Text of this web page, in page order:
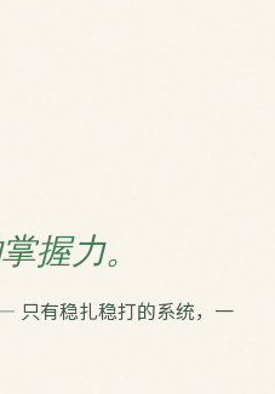
握力。
只有稳扎稳打的系统，一